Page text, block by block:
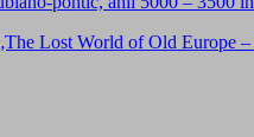
Lost World of Old Europe